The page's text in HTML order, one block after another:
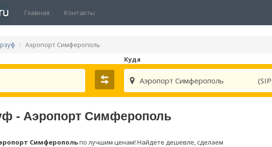
Главная Контакты
Аэропорт Симферополь
Куда
Аэропорт Симферополь
- Аэропорт Симферополь
Симферопольпо лучшим ценам! Найдете дешевле, сделаем